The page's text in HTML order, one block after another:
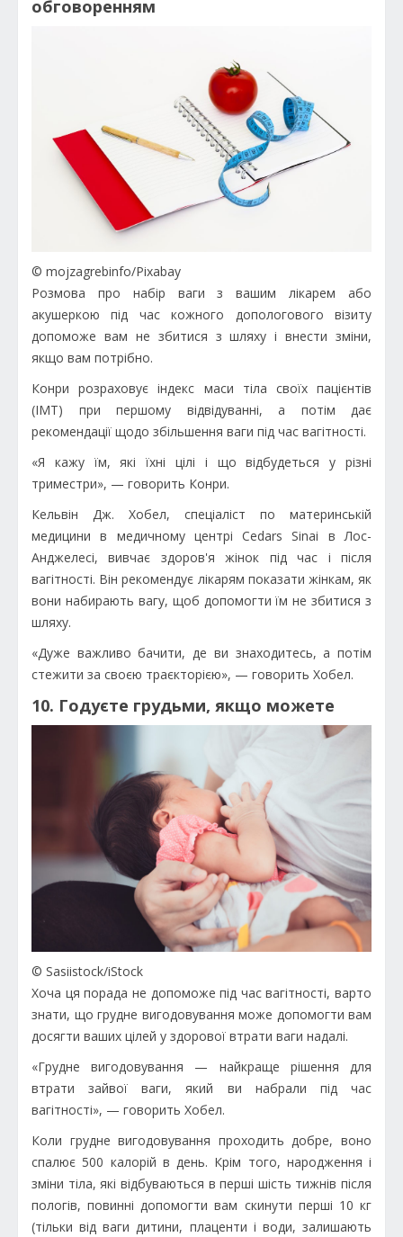
обговоренням
© mojzagrebinfo/Pixabay
Розмова про набір ваги з вашим лікарем або
акушеркою під час кожного допологового візиту
допоможе вам не збитися з шляху і внести зміни,
якщо вам потрібно.
Конри розраховує індекс маси тіла своїх пацієнтів
(ІМТ) при першому відвідуванні, а потім дає
рекомендації щодо збільшення ваги під час вагітності.
«Я кажу їм, які їхні цілі і що відбудеться у різні
триместри», — говорить Конри.
Кельвін Дж. Хобел, спеціаліст по материнській
медицини в медичному центрі Cedars Sinai в Лос-
Анджелесі, вивчає здоров'я жінок під час і після
вагітності. Він рекомендує лікарям показати жінкам, як
вони набирають вагу, щоб допомогти їм не збитися з
шляху.
«Дуже важливо бачити, де ви знаходитесь, а потім
стежити за своєю траєкторією», — говорить Хобел.
10. Годуєте грудьми, якщо можете
© Sasiistock/iStock
Хоча ця порада не допоможе під час вагітності, варто
знати, що грудне вигодовування може допомогти вам
досягти ваших цілей у здорової втрати ваги надалі.
«Грудне вигодовування — найкраще рішення для
втрати зайвої ваги, який ви набрали під час
вагітності», — говорить Хобел.
Коли грудне вигодовування проходить добре, воно
спалює 500 калорій в день. Крім того, народження і
зміни тіла, які відбуваються в перші шість тижнів після
пологів, повинні допомогти вам скинути перші 10 кг
(тільки від ваги дитини, плаценти і води, залишають